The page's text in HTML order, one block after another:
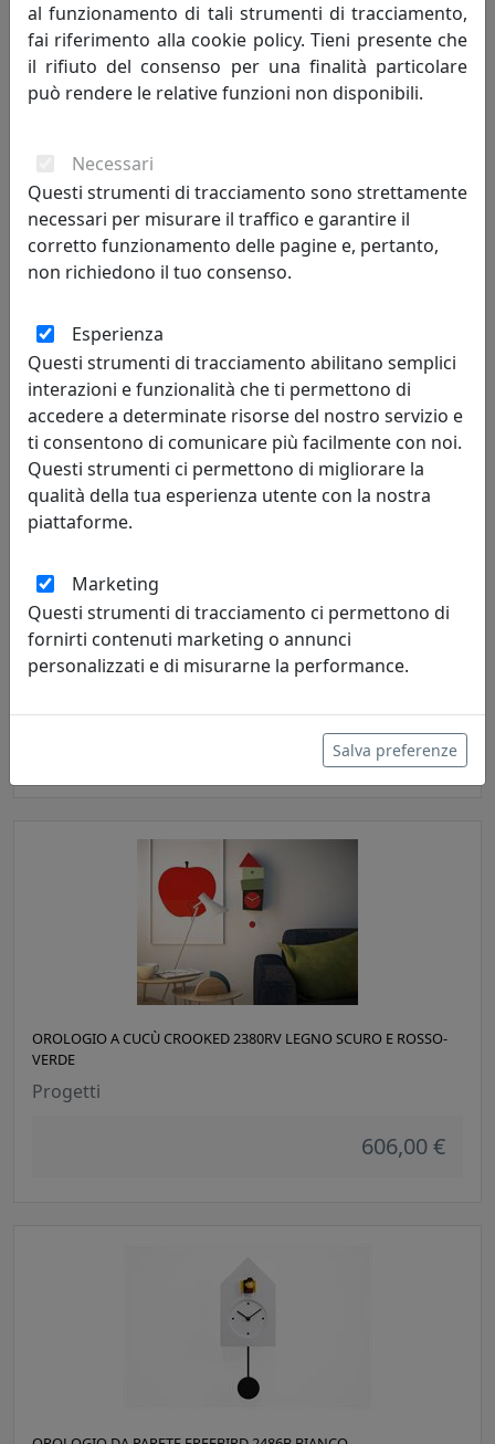
OROLOGIO A CUCÙ AMAZON 2490N NERO
594,00 €
OROLOGIO A CUCÙ CROOKED 2380CB LEGNO CHIARO E BLU
606,00 €
OROLOGIO A CUCÙ CROOKED 2380RV LEGNO SCURO E ROSSO-
VERDE
Progetti
606,00 €
al funzionamento di tali strumenti di tracciamento,
fai riferimento alla cookie policy. Tieni presente che
il rifiuto del consenso per una finalità particolare
può rendere le relative funzioni non disponibili.
Necessari
Questi strumenti di tracciamento sono strettamente
necessari per misurare il traffico e garantire il
corretto funzionamento delle pagine e, pertanto,
non richiedono il tuo consenso.
Esperienza
Questi strumenti di tracciamento abilitano semplici
interazioni e funzionalità che ti permettono di
accedere a determinate risorse del nostro servizio e
ti consentono di comunicare più facilmente con noi.
Questi strumenti ci permettono di migliorare la
qualità della tua esperienza utente con la nostra
piattaforme.
Marketing
Questi strumenti di tracciamento ci permettono di
fornirti contenuti marketing o annunci
personalizzati e di misurarne la performance.
Salva preferenze